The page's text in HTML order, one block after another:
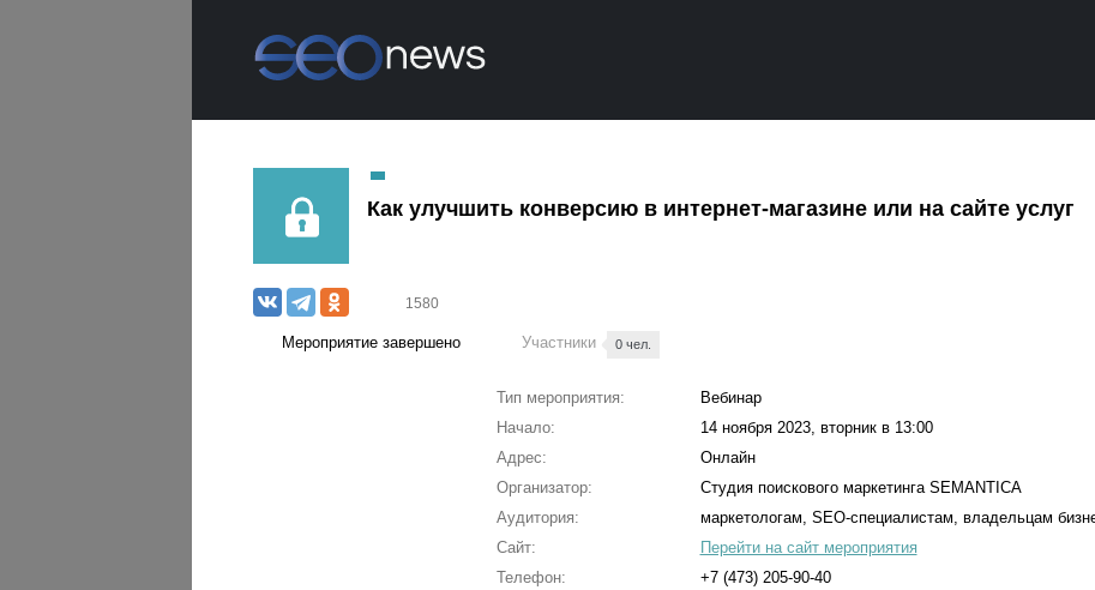
Как улучшить конверсию в интернет-магазине или на сайте услуг
1580
Мероприятие завершено Участники 0 чел.
Тип мероприятия:
Вебинар
Начало:
14 ноября 2023, вторник в 13:00
Адрес:
Онлайн
Организатор:
Студия поискового маркетинга SEMANTICA
Аудитория:
маркетологам, SEO-специалистам, владельцам
Сайт:
Перейти на сайт мероприятия
Телефон:
+7 (473) 205-90-40